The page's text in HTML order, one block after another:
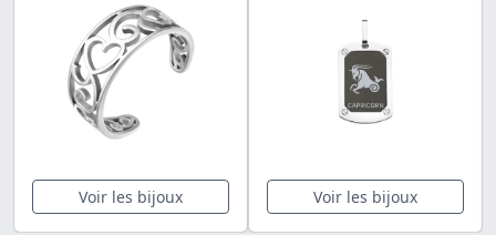
Voir les bijoux Voir les bijoux